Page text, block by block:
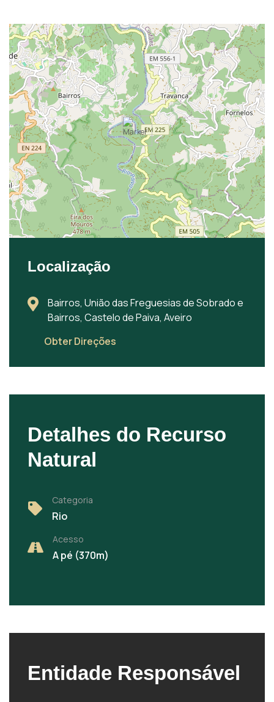
Localização
Bairros, União das Freguesias de Sobrado e
Bairros, Castelo de Paiva, Aveiro
Obter Direções
Detalhes do Recurso
Natural
Categoria
Rio
Acesso
A pé (370m)
Entidade Responsável